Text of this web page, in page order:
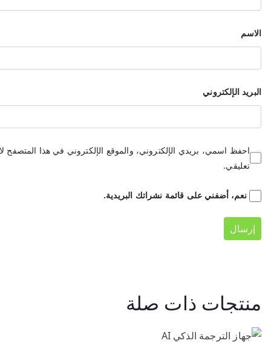
الاسم
البريد الإلكتروني
احفظ اسمي، بريدي الإلكتروني، والموقع الإلكتروني في هذا المتصفح
تعليقي.
نعم، أضفني على قائمة نشراتك البريدية.
منتجات ذات صلة